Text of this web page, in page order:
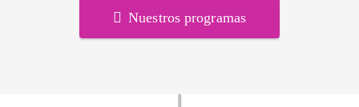
Nuestros programas